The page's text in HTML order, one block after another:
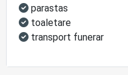
parastas
toaletare
transport funerar